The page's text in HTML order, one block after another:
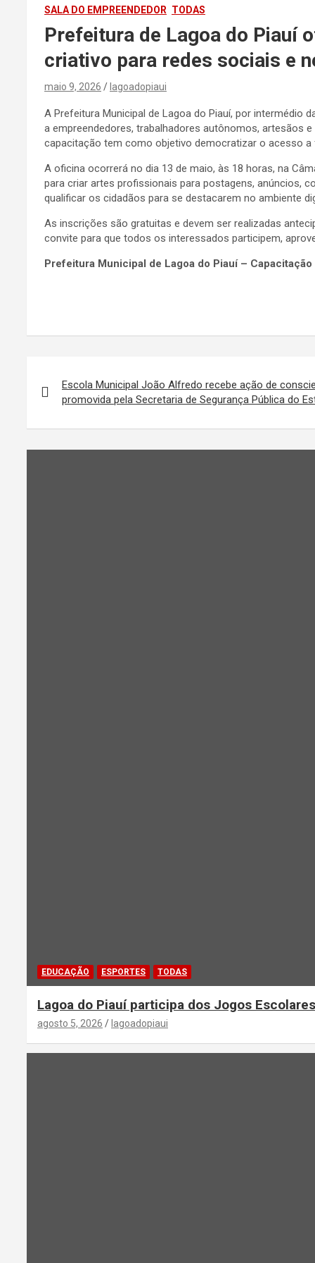
SALA DO EMPREENDEDOR TODAS
Prefeitura de Lagoa do Piauí
criativo para redes sociais e
maio 9, 2026 lagoadopiaui
A Prefeitura Municipal de Lagoa do Piauí, por intermédio
a empreendedores, trabalhadores autônomos, artesãos
capacitação tem como objetivo democratizar o acesso
A oficina ocorrerá no dia 13 de maio, às 18 horas, na
para criar artes profissionais para postagens, anúncios,
qualificar os cidadãos para se destacarem no ambiente
As inscrições são gratuitas e devem ser realizadas
convite para que todos os interessados participem,
Prefeitura Municipal de Lagoa do Piauí –
de
Escola Municipal João Alfredo recebe ação de
promovida pela Secretaria de Segurança Pública do
EDUCAÇÃO ESPORTES TODAS
Lagoa do Piauí participa dos Jogos
agosto 5, 2026 lagoadopiaui